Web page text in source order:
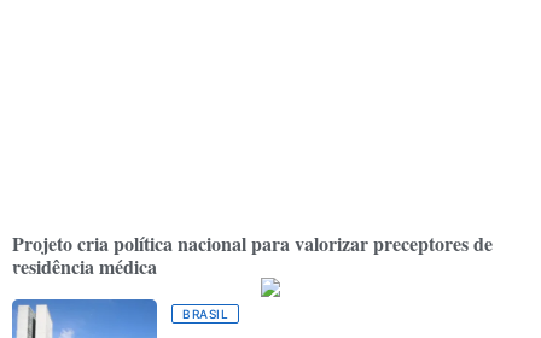
Projeto cria política nacional para valorizar preceptores de
residência médica
BRASIL